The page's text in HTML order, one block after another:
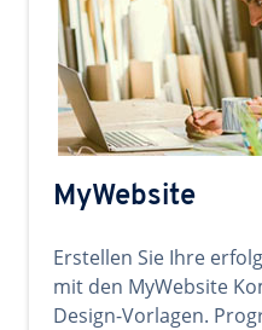
MyWebsite
Erstellen Sie Ihre
mit den MyWebsite
Design-Vorlagen.